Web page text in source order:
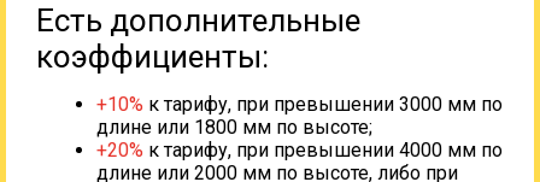
Есть дополнительные
коэффициенты:
+10% к тарифу, при превышении 3000 мм по
длине или 1800 мм по высоте;
+20% к тарифу, при превышении 4000 мм по
длине или 2000 мм по высоте, либо при